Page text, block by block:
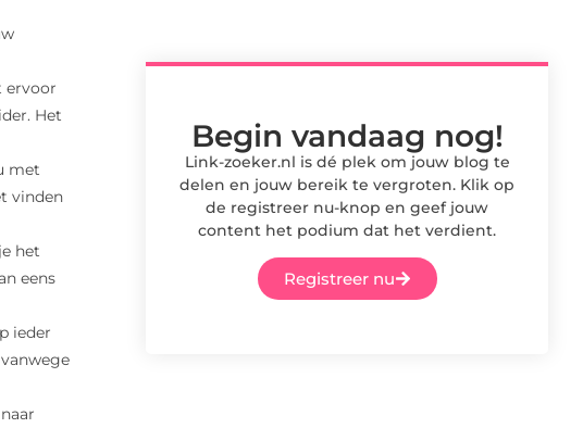
ervoor
Het
met
vinden
het
eens
ieder
Begin vandaag nog!
Link-zoeker.nl is dé plek om jouw blog te
delen en jouw bereik te vergroten. Klik op
de registreer nu-knop en geef jouw
content het podium dat het verdient.
Registreer nu